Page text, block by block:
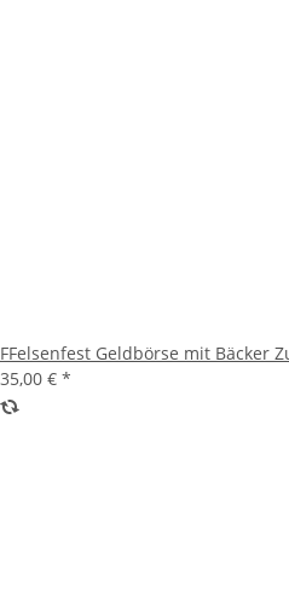
FFelsenfest Geldbörse mit Bäcker
35,00 € *